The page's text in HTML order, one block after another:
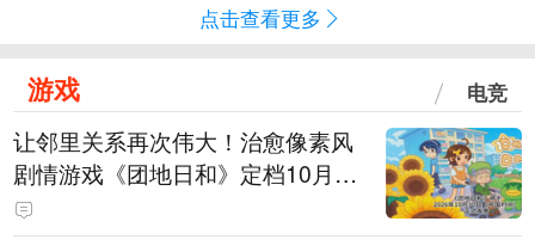
点击查看更多
游戏 电竞
让邻里关系再次伟大！治愈像素风
剧情游戏《团地日和》定档10月30
日发售